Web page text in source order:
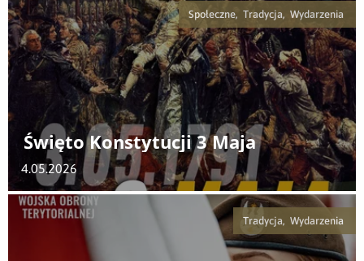
Społeczne, Tradycja, Wydarzenia
Święto Konstytucji 3 Maja
4.05.2026
Tradycja, Wydarzenia